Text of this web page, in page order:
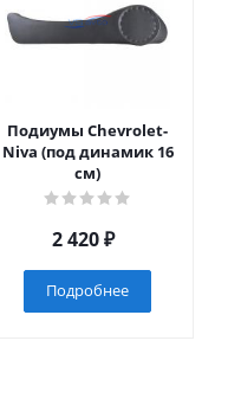
Подиумы Chevrolet-
Niva (под динамик 16
см)
2 420₽
Подробнее